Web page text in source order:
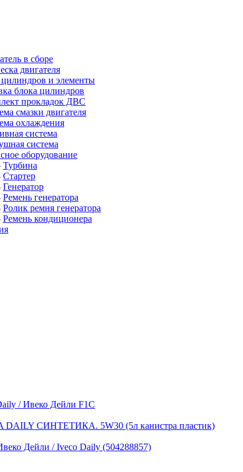
в сборе
двигателя
и элементы
блока цилиндров
прокладок ДВС
смазки двигателя
охлаждения
система
система
оборудование
Турбина
Стартер
Генератор
Ремень генератора
Ролик ремня генератора
Ремень кондиционера
/ Ивеко Дейли F1C
DAILY СИНТЕТИКА. 5W30 (5л канистра пластик)
Дейли / Iveco Daily (504288857)